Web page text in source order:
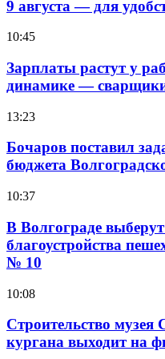
9 августа — для
10:45
Зарплаты растут у
динамике —
13:23
Бочаров поставил
бюджета
10:37
В Волгограде
благоустройства
№ 10
10:08
Строительство
кургана выходит на